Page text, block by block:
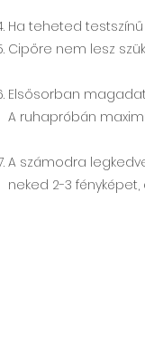
Ha teheted
Cipőre nem lesz
Elsősorban
A ruhapróbán
A számodra
neked 2-3